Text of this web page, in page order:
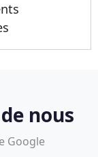
nous
Google